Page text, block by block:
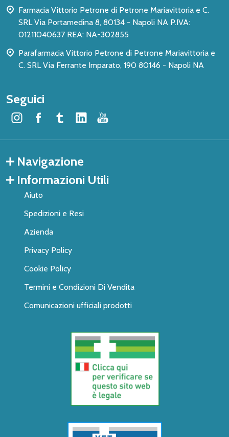
Farmacia Vittorio Petrone di Petrone Mariavittoria e C.
SRL Via Portamedina 8, 80134 - Napoli NA P.IVA:
01211040637 REA: NA-302855
Parafarmacia Vittorio Petrone di Petrone Mariavittoria e
C. SRL Via Ferrante Imparato, 190 80146 - Napoli NA
Seguici
Navigazione
Informazioni Utili
Aiuto
Spedizioni e Resi
Azienda
Privacy Policy
Cookie Policy
Termini e Condizioni Di Vendita
Comunicazioni ufficiali prodotti